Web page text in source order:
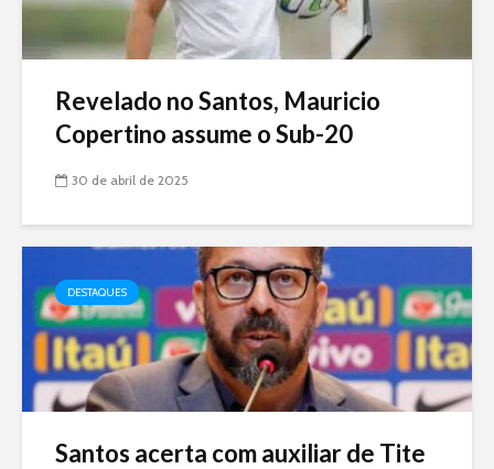
Revelado no Santos, Mauricio
Copertino assume o Sub-20
30 de abril de 2025
DESTAQUES
Santos acerta com auxiliar de Tite